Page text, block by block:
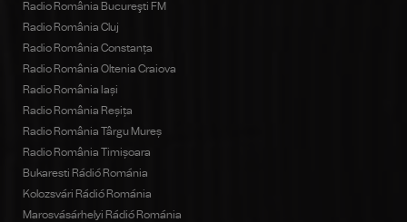
Radio România Bucureşti FM
Radio România Cluj
Radio România Constanța
Radio România Oltenia Craiova
Radio România Iași
Radio România Reșița
Radio România Târgu Mureș
Radio România Timișoara
Bukaresti Rádió Románia
Kolozsvári Rádió Románia
Marosvásárhelyi Rádió Románia